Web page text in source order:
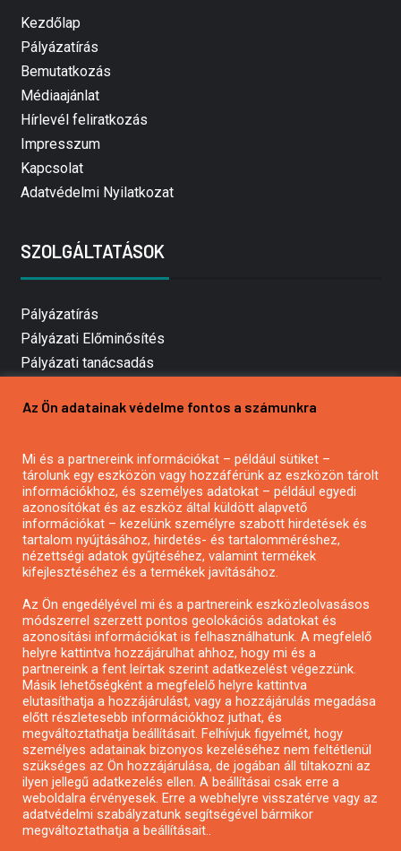
Kezdőlap
Pályázatírás
Bemutatkozás
Médiaajánlat
Hírlevél feliratkozás
Impresszum
Kapcsolat
Adatvédelmi Nyilatkozat
SZOLGÁLTATÁSOK
Pályázatírás
Pályázati Előminősítés
Pályázati tanácsadás
Mezőgazdasági pályázatírás
Pályázatírás civil szervezeteknek
Pályázatírás önkormányzatoknak
Pályázatfigyelés
Specifikus pályázatfigyelés vagy hírlevél
Pályázatok magánszemélyeknek
Pályázatok civil szervezeteknek
Pályázatok vállalkozásoknak
Önkormányzati pályázatok
Mezőgazdasági pályázatok
Falusi turizmus pályázatok
Napelem pályázatok
GINOP pályázatok
Az Ön adatainak védelme fontos a számunkra
Mi és a partnereink információkat – például sütiket –
tárolunk egy eszközön vagy hozzáférünk az eszközön tárolt
információkhoz, és személyes adatokat – például egyedi
azonosítókat és az eszköz által küldött alapvető
információkat – kezelünk személyre szabott hirdetések és
tartalom nyújtásához, hirdetés- és tartalomméréshez,
nézettségi adatok gyűjtéséhez, valamint termékek
kifejlesztéséhez és a termékek javításához.
Az Ön engedélyével mi és a partnereink eszközleolvasásos
módszerrel szerzett pontos geolokációs adatokat és
azonosítási információkat is felhasználhatunk. A megfelelő
helyre kattintva hozzájárulhat ahhoz, hogy mi és a
partnereink a fent leírtak szerint adatkezelést végezzünk.
Másik lehetőségként a megfelelő helyre kattintva
elutasíthatja a hozzájárulást, vagy a hozzájárulás megadása
előtt részletesebb információkhoz juthat, és
megváltoztathatja beállításait. Felhívjuk figyelmét, hogy
személyes adatainak bizonyos kezeléséhez nem feltétlenül
szükséges az Ön hozzájárulása, de jogában áll tiltakozni az
ilyen jellegű adatkezelés ellen. A beállításai csak erre a
weboldalra érvényesek. Erre a webhelyre visszatérve vagy az
adatvédelmi szabályzatunk segítségével bármikor
megváltoztathatja a beállításait..